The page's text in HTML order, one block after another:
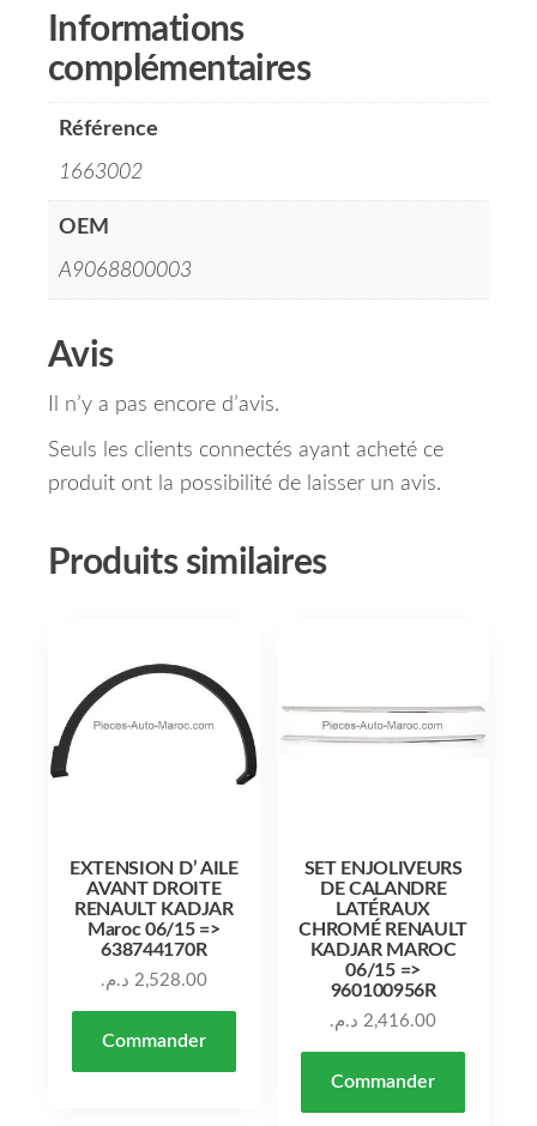
Informations
complémentaires
Référence
1663002
OEM
A9068800003
Avis
Il n’y a pas encore d’avis.
Seuls les clients connectés ayant acheté ce
produit ont la possibilité de laisser un avis.
Produits similaires
EXTENSION D’ AILE
AVANT DROITE
RENAULT KADJAR
Maroc 06/15 =>
638744170R
2,528.00 د.م.
Commander
SET ENJOLIVEURS
DE CALANDRE
LATÉRAUX
CHROMÉ RENAULT
KADJAR MAROC
06/15 =>
960100956R
2,416.00 د.م.
Commander